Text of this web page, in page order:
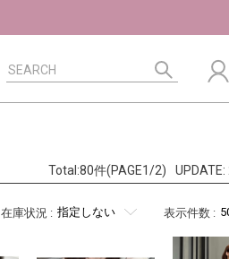
Total:80件(PAGE1/2) UPDATE:
在庫状況 : 表示件数 :